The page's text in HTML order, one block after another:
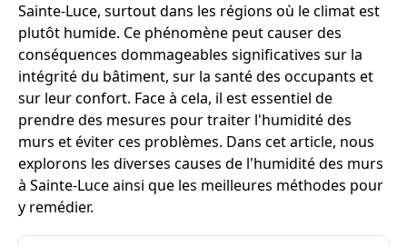
Sainte-Luce, surtout dans les régions où le climat est
plutôt humide. Ce phénomène peut causer des
conséquences dommageables significatives sur la
intégrité du bâtiment, sur la santé des occupants et
sur leur confort. Face à cela, il est essentiel de
prendre des mesures pour traiter l'humidité des
murs et éviter ces problèmes. Dans cet article, nous
explorons les diverses causes de l'humidité des murs
à Sainte-Luce ainsi que les meilleures méthodes pour
y remédier.